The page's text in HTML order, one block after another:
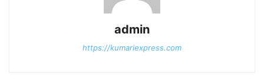
admin
https://kumariexpress.com